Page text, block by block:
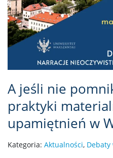
A jeśli nie
praktyki
upamiętnień w
Kategoria: Aktualności, Debaty